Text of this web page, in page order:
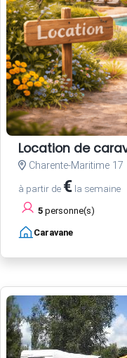
Location de
Charente-Maritime 17
à partir de € la semaine
5 personne(s)
Caravane